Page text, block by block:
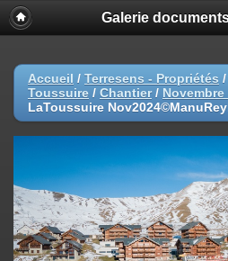
Galerie
Accueil / Terresens - Propriétés /
Toussuire / Chantier/ Novembre
LaToussuire